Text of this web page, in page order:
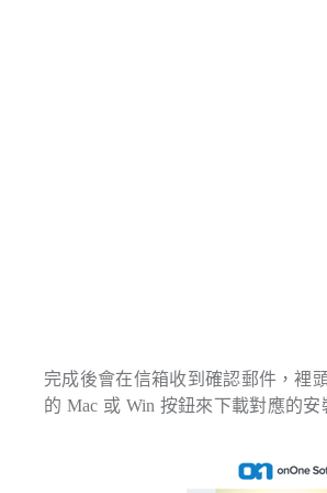
完成後會在信箱收到確認郵件，裡
的 Mac 或 Win 按鈕來下載對應的安